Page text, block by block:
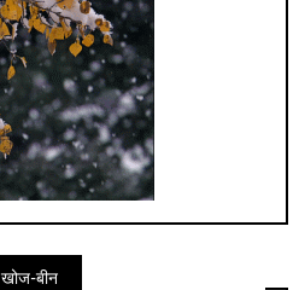
खोज-बीन